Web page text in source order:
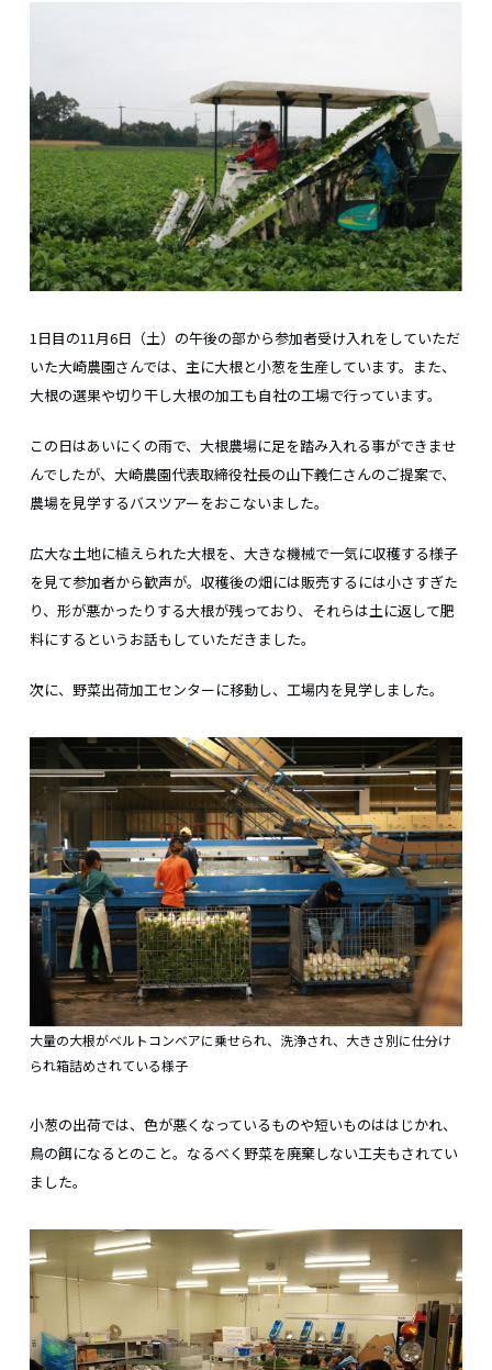
1日目の11月6日（土）の午後の部から参加者受け入れをしていただ
いた大崎農園さんでは、主に大根と小葱を生産しています。また、
大根の選果や切り干し大根の加工も自社の工場で行っています。
この日はあいにくの雨で、大根農場に足を踏み入れる事ができませ
んでしたが、大崎農園代表取締役社長の山下義仁さんのご提案で、
農場を見学するバスツアーをおこないました。
広大な土地に植えられた大根を、大きな機械で一気に収穫する様子
を見て参加者から歓声が。収穫後の畑には販売するには小さすぎた
り、形が悪かったりする大根が残っており、それらは土に返して肥
料にするというお話もしていただきました。
次に、野菜出荷加工センターに移動し、工場内を見学しました。
大量の大根がベルトコンベアに乗せられ、洗浄され、大きさ別に仕分け
られ箱詰めされている様子
小葱の出荷では、色が悪くなっているものや短いものははじかれ、
鳥の餌になるとのこと。なるべく野菜を廃棄しない工夫もされてい
ました。